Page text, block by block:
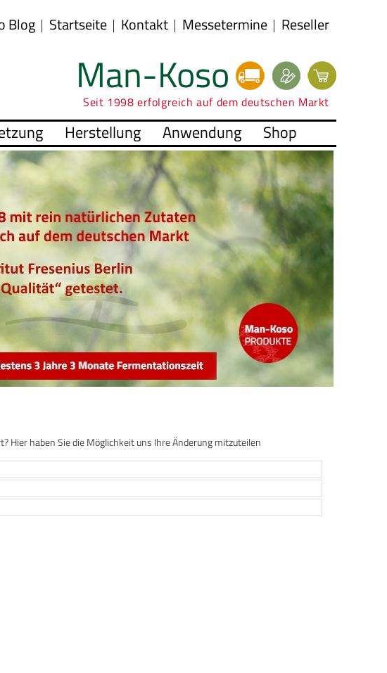
Blog Startseite Kontakt Messetermine Reseller
Man-Koso
Seit 1998 erfolgreich auf dem deutschen Markt
Herstellung Anwendung Shop
Hier haben Sie die Möglichkeit uns Ihre Änderung mitzuteilen